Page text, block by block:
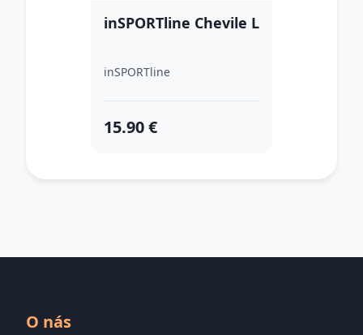
inSPORTline Chevile L
inSPORTline
15.90 €
O nás